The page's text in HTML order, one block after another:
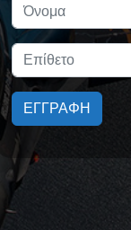
ΕΓΓΡΑΦΗ